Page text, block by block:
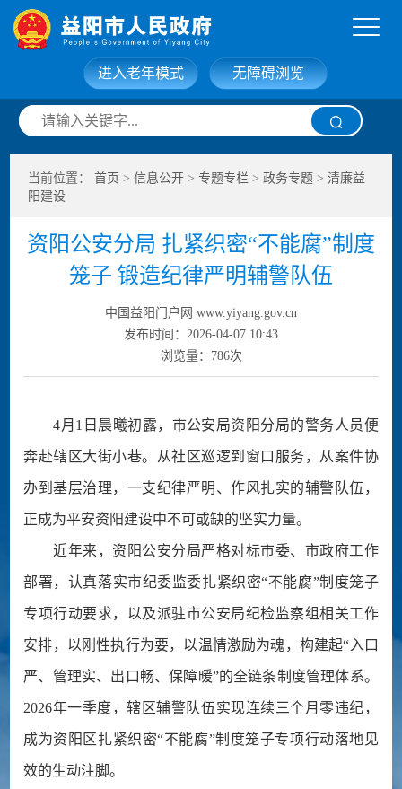
网站首页 走进益阳
信息公开 政务服务
互动交流 政府数据
无障碍浏览
进入老年模式
当前位置：首页 >信息公开 >专题专栏 >政务专题 >清廉益
阳建设
资阳公安分局 扎紧织密“不能腐”制度
笼子 锻造纪律严明辅警队伍
中国益阳门户网 www.yiyang.gov.cn
发布时间：2026-04-07 10:43
浏览量： 786次
4月1日晨曦初露，市公安局资阳分局的警务人员便
奔赴辖区大街小巷。从社区巡逻到窗口服务，从案件协
办到基层治理，一支纪律严明、作风扎实的辅警队伍，
正成为平安资阳建设中不可或缺的坚实力量。
近年来，资阳公安分局严格对标市委、市政府工作
部署，认真落实市纪委监委扎紧织密“不能腐”制度笼子
专项行动要求，以及派驻市公安局纪检监察组相关工作
安排，以刚性执行为要，以温情激励为魂，构建起“入口
严、管理实、出口畅、保障暖”的全链条制度管理体系。
2026年一季度，辖区辅警队伍实现连续三个月零违纪，
成为资阳区扎紧织密“不能腐”制度笼子专项行动落地见
效的生动注脚。